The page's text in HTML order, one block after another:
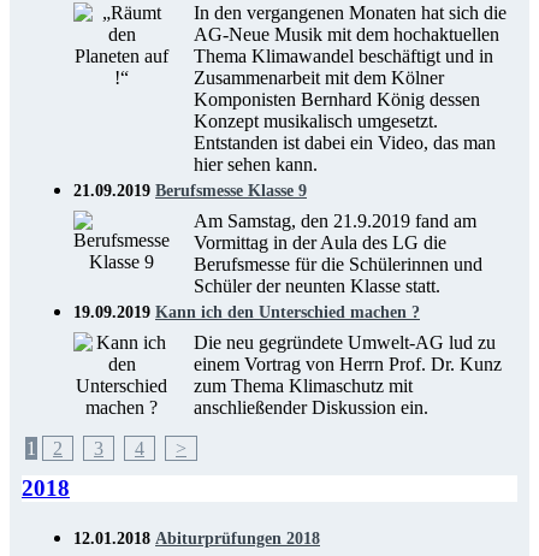
In den vergangenen Monaten hat sich die
AG-Neue Musik mit dem hochaktuellen
Thema Klimawandel beschäftigt und in
Zusammenarbeit mit dem Kölner
Komponisten Bernhard König dessen
Konzept musikalisch umgesetzt.
Entstanden ist dabei ein Video, das man
hier sehen kann.
21.09.2019 Berufsmesse Klasse 9
Am Samstag, den 21.9.2019 fand am
Vormittag in der Aula des LG die
Berufsmesse für die Schülerinnen und
Schüler der neunten Klasse statt.
19.09.2019 Kann ich den Unterschied machen ?
Die neu gegründete Umwelt-AG lud zu
einem Vortrag von Herrn Prof. Dr. Kunz
zum Thema Klimaschutz mit
anschließender Diskussion ein.
1
2 3 4 >
2018
12.01.2018 Abiturprüfungen 2018